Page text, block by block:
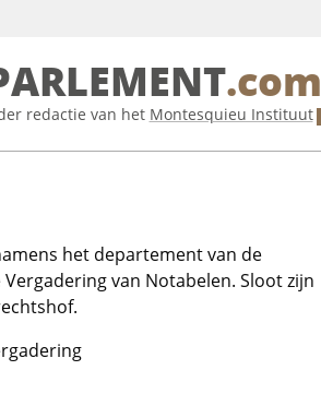
.com
redactie van het Montesquieu Instituut
het departement van de
van Notabelen. Sloot zijn